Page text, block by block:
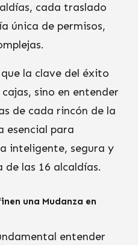
cada traslado
única de permisos,
la clave del éxito
sino en entender
de cada rincón de la
esencial para
inteligente, segura y
las 16 alcaldías.
una Mudanza en
entender